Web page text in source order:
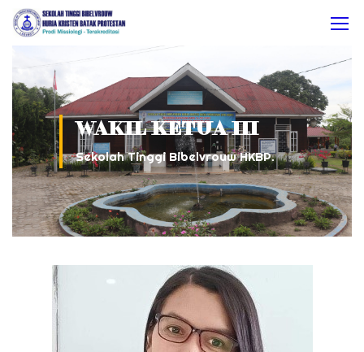
WAKIL KETUA III
Sekolah Tinggi Bibelvrouw HKBP.